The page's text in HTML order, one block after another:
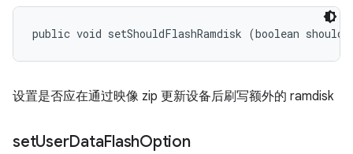
public void setShouldFlashRamdisk (boolean
设置是否应在通过映像 zip 更新设备后刷写额外的 ramdisk
setUserDataFlashOption